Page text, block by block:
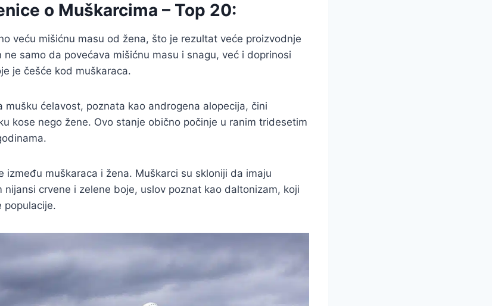
o Muškarcima – Top 20:
veću mišićnu masu od žena, što je rezultat veće proizvodnje
samo da povećava mišićnu masu i snagu, već i doprinosi
je češće kod muškaraca.
mušku ćelavost, poznata kao androgena alopecija, čini
kose nego žene. Ovo stanje obično počinje u ranim tridesetim
između muškaraca i žena. Muškarci su skloniji da imaju
nijansi crvene i zelene boje, uslov poznat kao daltonizam, koji
populacije.